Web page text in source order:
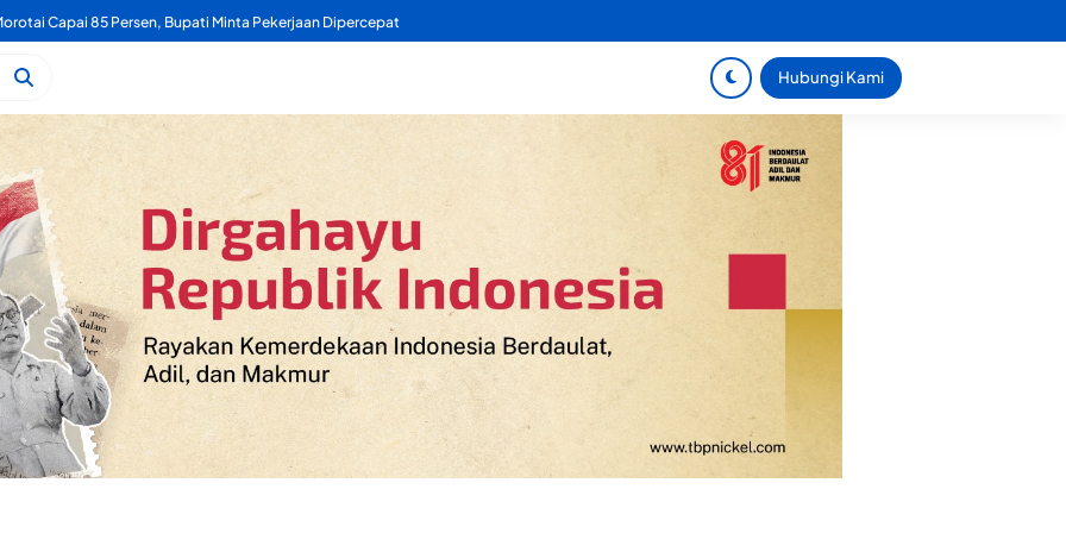
Capai 85 Persen, Bupati Minta Pekerjaan Dipercepat
Hubungi Kami